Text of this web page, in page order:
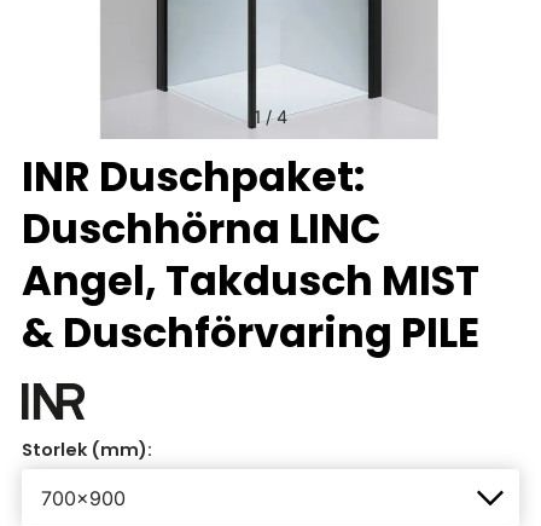
1/4
INR Duschpaket:
Duschhörna LINC
Angel, Takdusch MIST
& Duschförvaring PILE
Storlek (mm):